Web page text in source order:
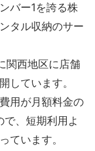
バー1を誇る株
タル収納のサー
関西地区に店舗
しています。
用が月額料金の
、短期利用よ
ています。